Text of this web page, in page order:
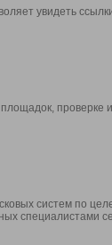
увидеть
проверке
систем по
специалистами